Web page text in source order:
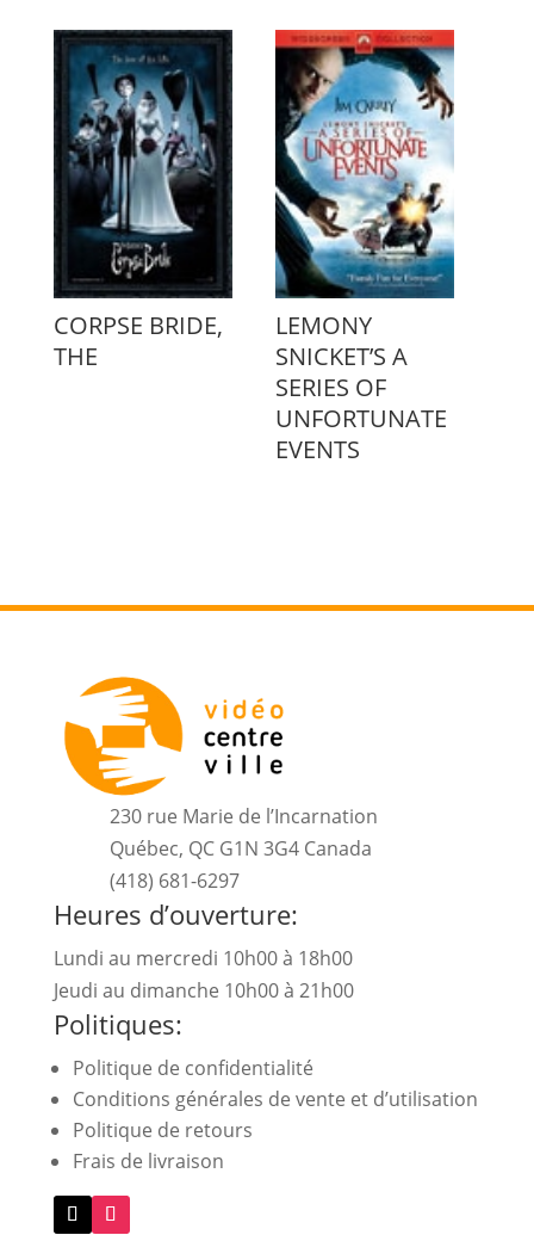
CORPSE BRIDE,
THE
LEMONY
SNICKET’S A
SERIES OF
UNFORTUNATE
EVENTS
230 rue Marie de l’Incarnation
Québec, QC G1N 3G4 Canada
(418) 681-6297
Heures d’ouverture:
Lundi au mercredi 10h00 à 18h00
Jeudi au dimanche 10h00 à 21h00
Politiques:
Politique de confidentialité
Conditions générales de vente et d’utilisation
Politique de retours
Frais de livraison